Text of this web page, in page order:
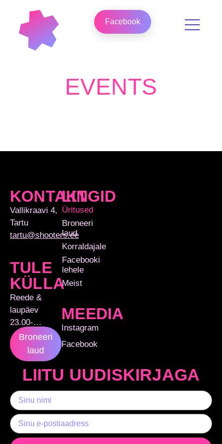
Facebook
EVENTS
KONTAKT
Vallikraavi 4,
Tartu
tartu@shooters.ee
TULE
KÜLLA
Reede &
laupäev
23.00-…
Broneeri
laud
LINGID
Üritused
Broneeri
laud
Korraldajale
Facebooki
lehele
Meist
MEEDIA
Instagram
Facebook
LIITU UUDISKIRJAGA